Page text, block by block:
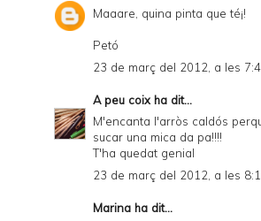
a
n
d
P
D
Maaare, quina pinta que té¡!
Petó
23 de març del 2012, a les
A peu coix ha dit...
M'encanta l'arròs caldós
sucar una mica da pa!!!!
T'ha quedat genial
23 de març del 2012, a les
Marina ha dit...